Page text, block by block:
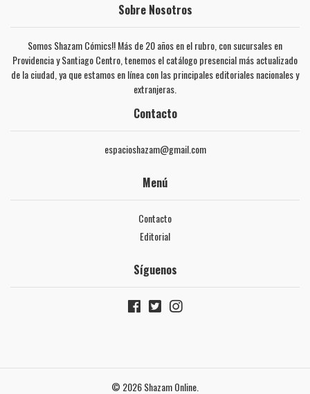
Sobre Nosotros
Somos Shazam Cómics!! Más de 20 años en el rubro, con sucursales en
Providencia y Santiago Centro, tenemos el catálogo presencial más actualizado
de la ciudad, ya que estamos en línea con las principales editoriales nacionales y
extranjeras.
Contacto
espacioshazam@gmail.com
Menú
Contacto
Editorial
Síguenos
© 2026 Shazam Online.